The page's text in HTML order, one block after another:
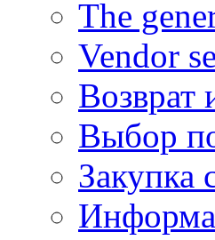
The
Vendor
Возврат
Выбор
Закупка